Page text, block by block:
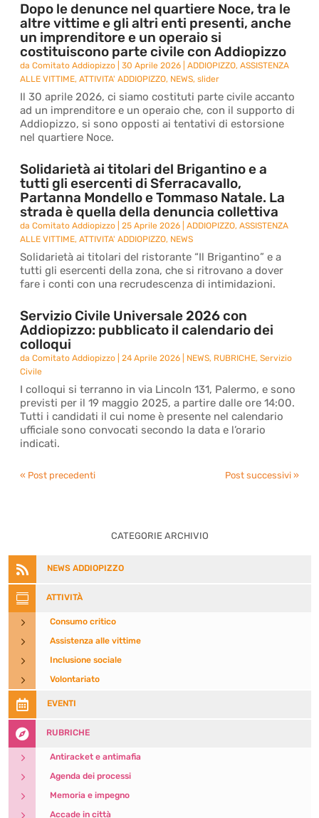
Dopo le denunce nel quartiere Noce, tra le
altre vittime e gli altri enti presenti, anche
un imprenditore e un operaio si
costituiscono parte civile con Addiopizzo
daComitato Addiopizzo |30 Aprile 2026 |ADDIOPIZZO,ASSISTENZA
ALLE VITTIME,ATTIVITA' ADDIOPIZZO, NEWS,slider
Il 30 aprile 2026, ci siamo costituti parte civile accanto
ad un imprenditore e un operaio che, con il supporto di
Addiopizzo, si sono opposti ai tentativi di estorsione
nel quartiere Noce.
Solidarietà ai titolari del Brigantino e a
tutti gli esercenti di Sferracavallo,
Partanna Mondello e Tommaso Natale. La
strada è quella della denuncia collettiva
daComitato Addiopizzo |25 Aprile 2026 |ADDIOPIZZO,ASSISTENZA
ALLE VITTIME,ATTIVITA' ADDIOPIZZO, NEWS
Solidarietà ai titolari del ristorante “Il Brigantino” e a
tutti gli esercenti della zona, che si ritrovano a dover
fare i conti con una recrudescenza di intimidazioni.
Servizio Civile Universale 2026 con
Addiopizzo: pubblicato il calendario dei
colloqui
daComitato Addiopizzo |24 Aprile 2026 NEWS, RUBRICHE,Servizio
Civile
I colloqui si terranno in via Lincoln 131, Palermo, e sono
previsti per il 19 maggio 2025, a partire dalle ore 14:00.
Tutti i candidati il cui nome è presente nel calendario
ufficiale sono convocati secondo la data e l’orario
indicati.
« Post precedenti Post successivi »
CATEGORIE ARCHIVIO
 NEWS ADDIOPIZZO
 ATTIVITÀ
5 Consumo critico
5 Assistenza alle vittime
5 Inclusione sociale
5 Volontariato
 EVENTI
 RUBRICHE
5 Antiracket e antimafia
5 Agenda dei processi
5 Memoria e impegno
5 Accade in città